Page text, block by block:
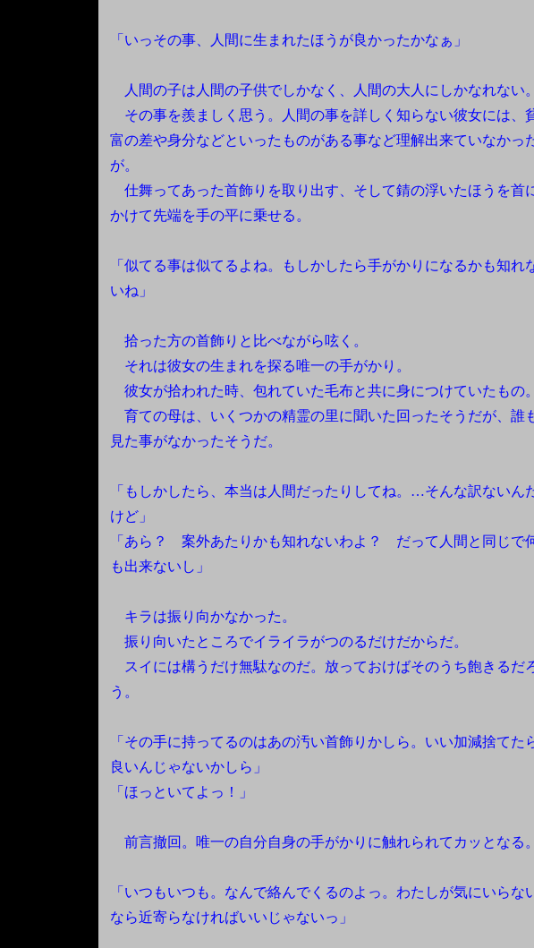
「いっその事、人間に生まれたほうが良かったかなぁ」
人間の子は人間の子供でしかなく、人間の大人にしかなれない。
その事を羨ましく思う。人間の事を詳しく知らない彼女には、
富の差や身分などといったものがある事など理解出来ていなかっ
が。
仕舞ってあった首飾りを取り出す、そして錆の浮いたほうを首
かけて先端を手の平に乗せる。
「似てる事は似てるよね。もしかしたら手がかりになるかも知れ
いね」
拾った方の首飾りと比べながら呟く。
それは彼女の生まれを探る唯一の手がかり。
彼女が拾われた時、包れていた毛布と共に身につけていたもの。
育ての母は、いくつかの精霊の里に聞いた回ったそうだが、誰
見た事がなかったそうだ。
「もしかしたら、本当は人間だったりしてね。…そんな訳ないん
けど」
「あら？ 案外あたりかも知れないわよ？ だって人間と同じで
も出来ないし」
キラは振り向かなかった。
振り向いたところでイライラがつのるだけだからだ。
スイには構うだけ無駄なのだ。放っておけばそのうち飽きるだ
う。
「その手に持ってるのはあの汚い首飾りかしら。いい加減捨てた
良いんじゃないかしら」
「ほっといてよっ！」
前言撤回。唯一の自分自身の手がかりに触れられてカッとなる。
「いつもいつも。なんで絡んでくるのよっ。わたしが気にいらな
なら近寄らなければいいじゃないっ」